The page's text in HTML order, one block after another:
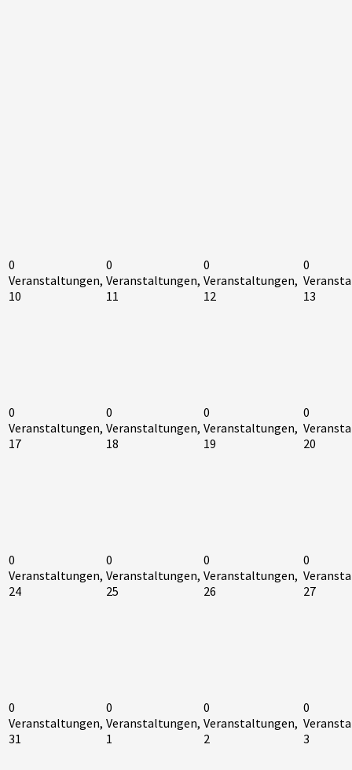
0
Veranstaltungen,
10
0
Veranstaltungen,
11
0
Veranstaltungen,
12
0
13
0
Veranstaltungen,
17
0
Veranstaltungen,
18
0
Veranstaltungen,
19
0
20
0
Veranstaltungen,
24
0
Veranstaltungen,
25
0
Veranstaltungen,
26
0
27
0
Veranstaltungen,
31
0
Veranstaltungen,
1
0
Veranstaltungen,
2
0
3